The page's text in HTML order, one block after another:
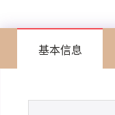
基本信息